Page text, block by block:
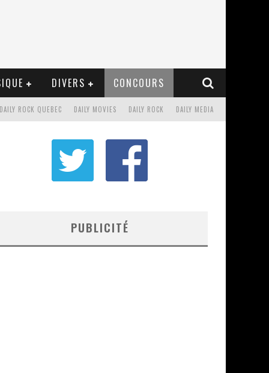
DIVERS CONCOURS
DAILY MEDIA
DAILY ROCK
DAILY MOVIES
DAILY ROCK QUEBEC
PUBLICITÉ